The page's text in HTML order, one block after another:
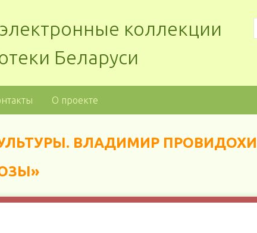
электронные коллекции
Беларуси
О проекте
ВЛАДИМИР